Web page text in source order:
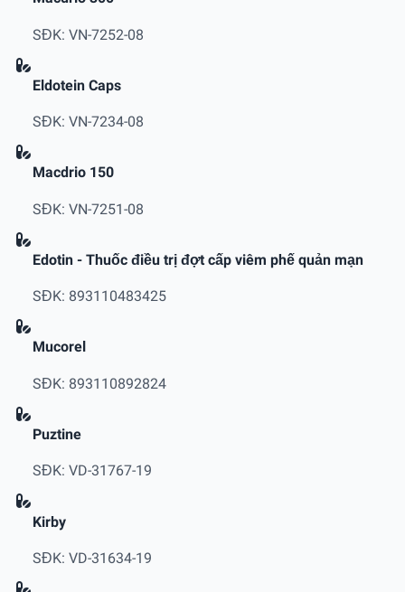
SĐK: VN-7252-08
Eldotein Caps
SĐK: VN-7234-08
Macdrio 150
SĐK: VN-7251-08
Edotin - Thuốc điều trị đợt cấp viêm phế quản mạn
SĐK: 893110483425
Mucorel
SĐK: 893110892824
Puztine
SĐK: VD-31767-19
Kirby
SĐK: VD-31634-19